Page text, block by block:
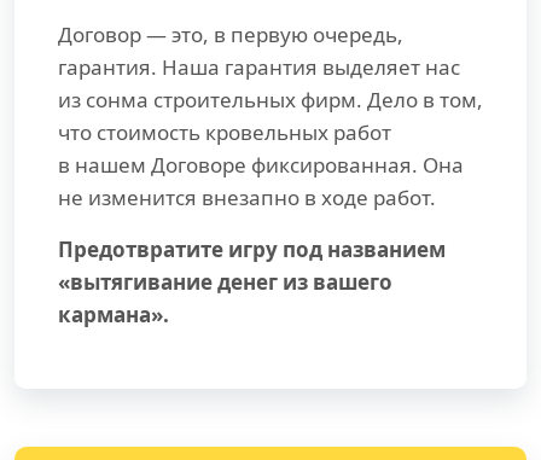
Договор — это, в первую очередь,
гарантия. Наша гарантия выделяет нас
из сонма строительных фирм. Дело в том,
что стоимость кровельных работ
в нашем Договоре фиксированная. Она
не изменится внезапно в ходе работ.
Предотвратите игру под названием
«вытягивание денег из вашего
кармана».